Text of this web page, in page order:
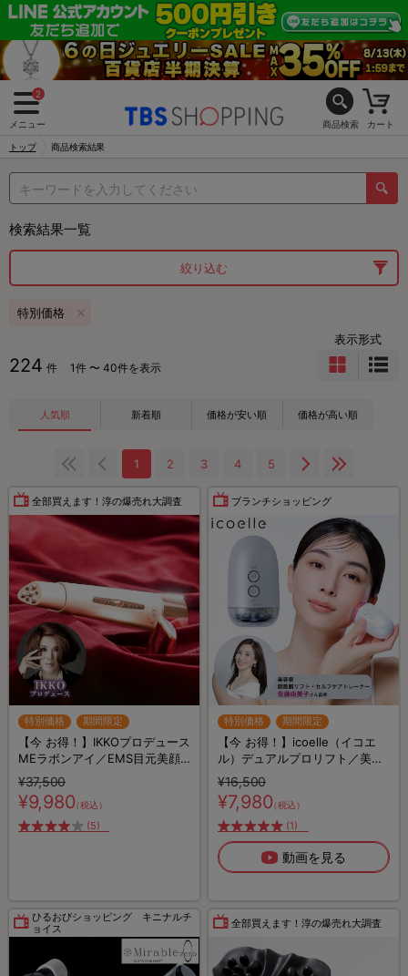
2
メニュー 商品検索 カート
トップ 商品検索結果
検索結果一覧
絞り込む
特別価格
224 件 1件 〜 40件を表示
表示形式
人気順 新着順 価格が安い順 価格が高い順
1 2 3 4 5
全部買えます！淳の爆売れ大調査
特別価格 期間限定
【今 お得！】IKKOプロデュース
MEラボンアイ／EMS目元美顔
器
¥37,500
¥9,980（税込）
(5)
ブランチショッピング
特別価格 期間限定
【今 お得！】icoelle（イコエ
ル）デュアルプロリフト／美顔
器
¥16,500
¥7,980（税込）
(1)
動画を見る
ひるおびショッピング キニナルチ
ョイス
全部買えます！淳の爆売れ大調査